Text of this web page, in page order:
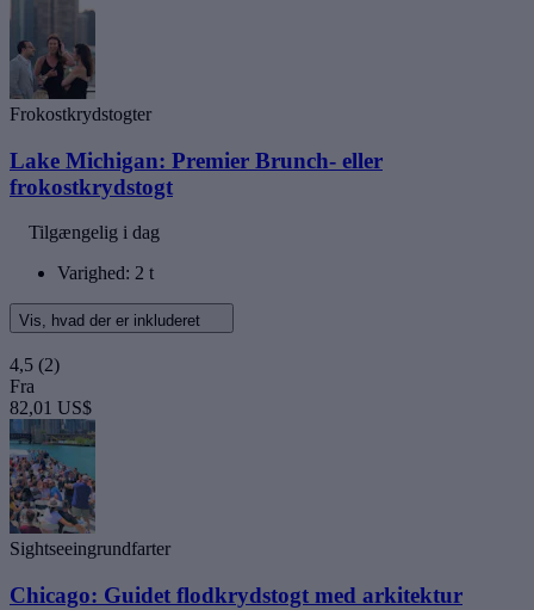
Frokostkrydstogter
Lake Michigan: Premier Brunch- eller
frokostkrydstogt
Tilgængelig i dag
Varighed: 2 t
Vis, hvad der er inkluderet
4,5 (2)
Fra
82,01 US$
Sightseeingrundfarter
Chicago: Guidet flodkrydstogt med arkitektur